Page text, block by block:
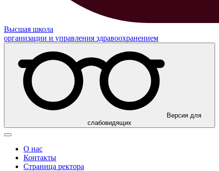
Высшая школа
организации и управления здравоохранением
Версия для
слабовидящих
О нас
Контакты
Страница ректора